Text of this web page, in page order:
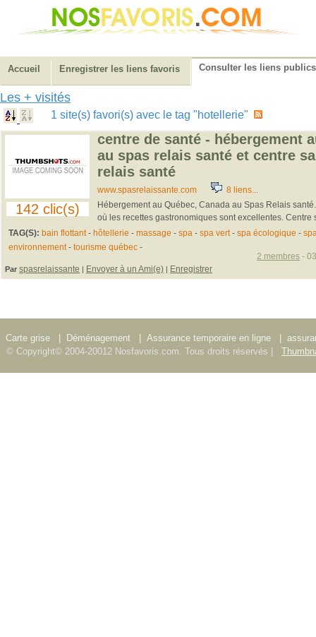
Accueil Enregistrer les liens favoris Consulter les liens publics
Les + visités
1 site(s) favori(s) avec le tag "hotellerie"
142 clic(s)
centre de santé - hébergement
au spas relais santé et centre
relais santé
www.spasrelaissante.com 8 liens...
Hébergement au Québec, Canada au Spas Relais
où les recettes gastronomiques sont excellentes. Centre
TAG(S): bain flottant - hôtellerie - massage - spa - spa vert - spa écologique -
environnement - tourisme québec -
Par spasrelaissante | Envoyer à un Ami(e) | Enregistrer
2 membres -
Carte grise Déménagement Assurance temporaire en ligne
© Copyright© 2004-20012 Nosfavoris.com. Tous droits réservés |